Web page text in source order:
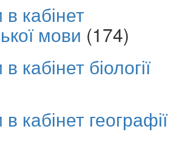
кабінет
мови (174)
кабінет біології
кабінет географії